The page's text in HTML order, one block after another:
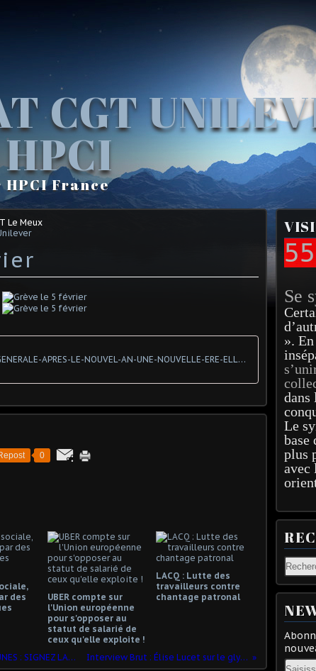
CGT
HPCI France
Le Meux
CIRCULAIRE-GENERALE-APRES-LE-NOUVEL-AN-UNE-NOUVELLE-ERE-ELLE-DEMARRE-LE-5-FEVRIER-22-01-2019
0
des
UBER compte sur
l'Union européenne
pour s'opposer au
statut de salarié de
ceux qu'elle exploite !
LACQ : Lutte des
travailleurs contre
chantage patronal
EXIGEONS L'AMNISTIE DES GILETS JAUNES : SIGNEZ LA PETITION ! Interview Brut : Élise Lucet sur le glyphosate
Se
».
dans
Le
base
plus
avec
Email